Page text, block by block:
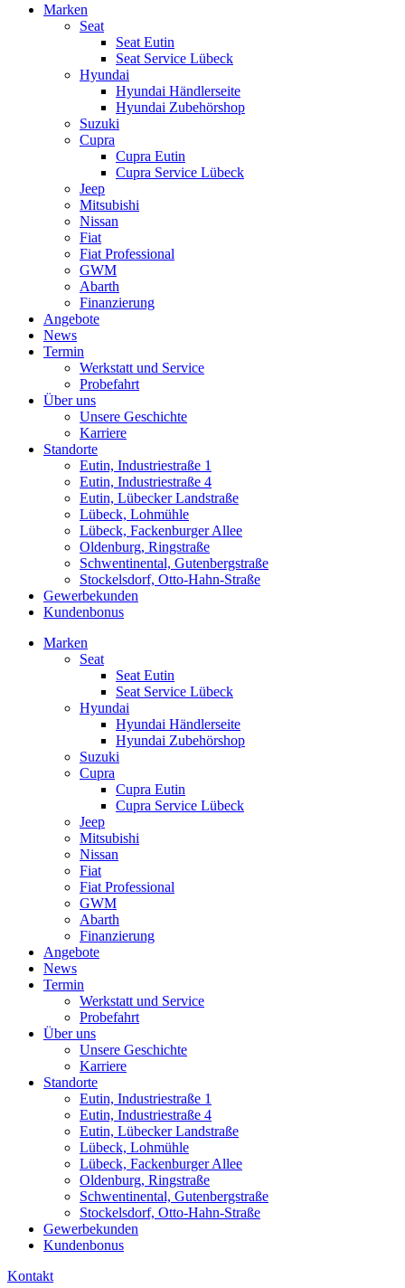
Marken
Seat
Seat Eutin
Seat Service Lübeck
Hyundai
Hyundai Händlerseite
Hyundai Zubehörshop
Suzuki
Cupra
Cupra Eutin
Cupra Service Lübeck
Jeep
Mitsubishi
Nissan
Fiat
Fiat Professional
GWM
Abarth
Finanzierung
Angebote
News
Termin
Werkstatt und Service
Probefahrt
Über uns
Unsere Geschichte
Karriere
Standorte
Eutin, Industriestraße 1
Eutin, Industriestraße 4
Eutin, Lübecker Landstraße
Lübeck, Lohmühle
Lübeck, Fackenburger Allee
Oldenburg, Ringstraße
Schwentinental, Gutenbergstraße
Stockelsdorf, Otto-Hahn-Straße
Gewerbekunden
Kundenbonus
Marken
Seat
Seat Eutin
Seat Service Lübeck
Hyundai
Hyundai Händlerseite
Hyundai Zubehörshop
Suzuki
Cupra
Cupra Eutin
Cupra Service Lübeck
Jeep
Mitsubishi
Nissan
Fiat
Fiat Professional
GWM
Abarth
Finanzierung
Angebote
News
Termin
Werkstatt und Service
Probefahrt
Über uns
Unsere Geschichte
Karriere
Standorte
Eutin, Industriestraße 1
Eutin, Industriestraße 4
Eutin, Lübecker Landstraße
Lübeck, Lohmühle
Lübeck, Fackenburger Allee
Oldenburg, Ringstraße
Schwentinental, Gutenbergstraße
Stockelsdorf, Otto-Hahn-Straße
Gewerbekunden
Kundenbonus
Kontakt